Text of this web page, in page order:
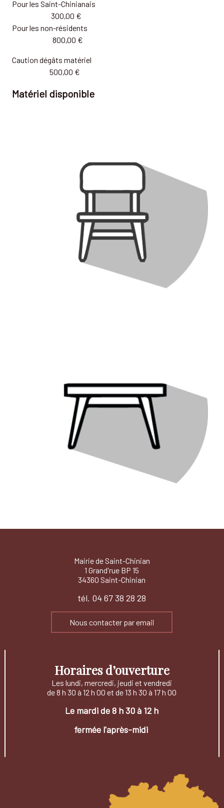
Pour les Saint-Chinianais
300,00 €
Pour les non-résidents
800,00 €
Caution dégâts matériel
500,00 €
Matériel disponible
Mairie de Saint-Chinian
1 Grand'rue BP 15
34360 Saint-Chinian
tél. 04 67 38 28 28
Nous contacter par email
Horaires d’ouverture
Les lundi, mercredi, jeudi et vendredi
de 8 h 30 à 12 h 00 et de 13 h 30 à 17 h 00
Le mardi de 8 h 30 à 12 h
fermée l'après-midi